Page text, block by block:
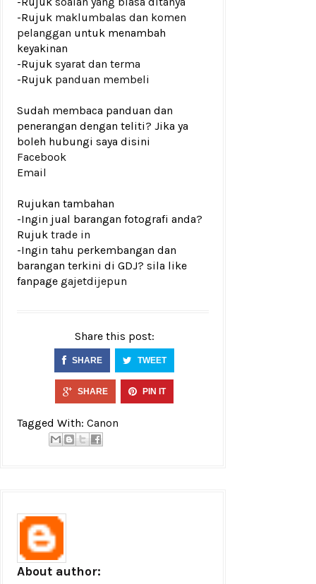
-Rujuk maklumbalas dan komen
pelanggan untuk menambah
keyakinan
-Rujuk syarat dan terma
-Rujuk panduan membeli
Sudah membaca panduan dan
penerangan dengan teliti? Jika ya
boleh hubungi saya disini
Facebook
Email
Rujukan tambahan
-Ingin jual barangan fotografi anda?
Rujuk trade in
-Ingin tahu perkembangan dan
barangan terkini di GDJ? sila like
fanpage gajetdijepun
Share this post:
SHARE TWEET
SHARE PIN IT
Tagged With: Canon
About author: